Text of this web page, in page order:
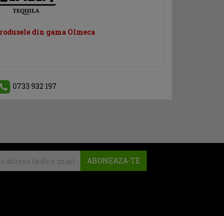
din gama Olmeca
0733 932 197
ABONEAZA-TE